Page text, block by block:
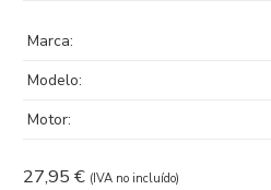
27,95 € (IVA no incluído)
Marca:
Modelo:
Motor: